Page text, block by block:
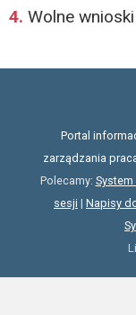
4. Wolne
Portal
zarządzania
Polecamy:
sesji | Napisy